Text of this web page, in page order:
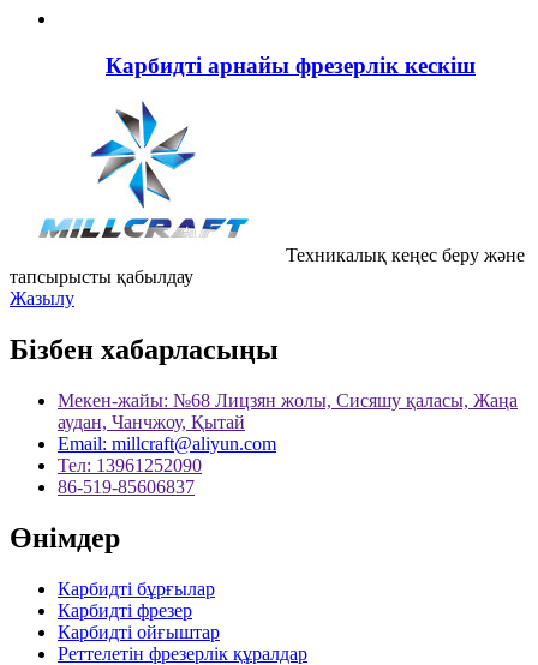
Карбидті арнайы фрезерлік кескіш
Техникалық кеңес беру және
тапсырысты қабылдау
Жазылу
Бізбен хабарласыңы
Мекен-жайы: №68 Лицзян жолы, Сисяшу қаласы, Жаңа
аудан, Чанчжоу, Қытай
Email: millcraft@aliyun.com
Тел: 13961252090
86-519-85606837
Өнімдер
Карбидті бұрғылар
Карбидті фрезер
Карбидті ойғыштар
Реттелетін фрезерлік құралдар